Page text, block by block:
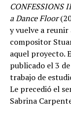
CONFESSIONS II
a Dance Floor
y vuelve a
compositor
aquel proyecto.
publicado el 3
trabajo de
Le precedió el
Sabrina